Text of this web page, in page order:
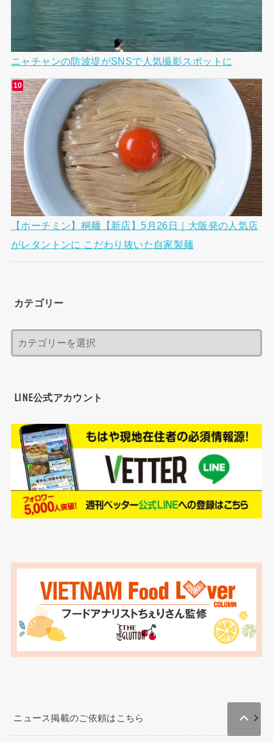
ニャチャンの防波堤がSNSで人気撮影スポットに
【ホーチミン】桐麺【新店】5月26日｜大阪発の人気店
がレタントンに こだわり抜いた自家製麺
カテゴリー
LINE公式アカウント
ニュース掲載のご依頼はこちら